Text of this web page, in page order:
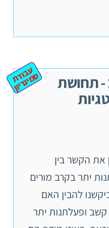
- תחושת
ע
ב
וד
ת
ס
מ
ינ
ר
יון
את הקשר בין
יתר בקרב מורים
להבין האם
ופעלתנות יתר